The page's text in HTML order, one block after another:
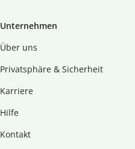
Unternehmen
Über uns
Privatsphäre & Sicherheit
Karriere
Hilfe
Kontakt